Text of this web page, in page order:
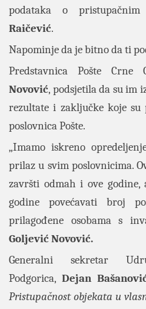
podataka o
Raičević.
Napominje da je bitno da ti
Predstavnica Pošte Crne
Novović, podsjetila da su im
rezultate i zaključke koje
poslovnica Pošte.
„Imamo iskreno
prilaz u svim poslovnicima.
završti odmah i ove godine,
godine povećavati broj
prilagođene osobama s
Goljević Novović.
Generalni sekretar
Podgorica, Dejan
Pristupačnost objekata u